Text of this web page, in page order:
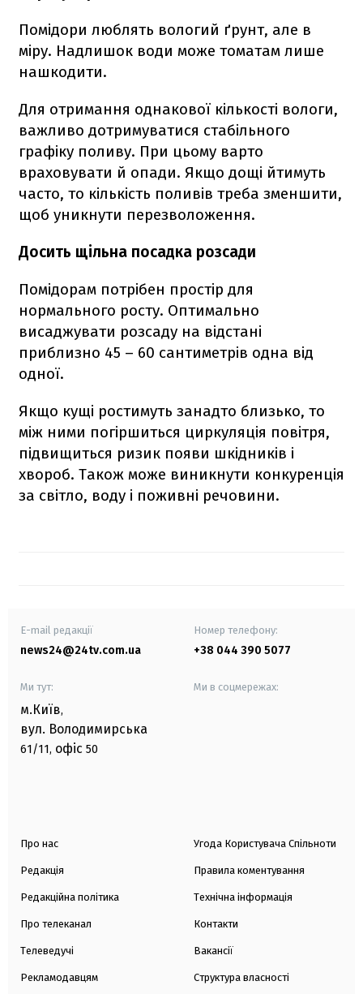
Помідори люблять вологий ґрунт, але в
міру. Надлишок води може томатам лише
нашкодити.
Для отримання однакової кількості вологи,
важливо дотримуватися стабільного
графіку поливу. При цьому варто
враховувати й опади. Якщо дощі йтимуть
часто, то кількість поливів треба зменшити,
щоб уникнути перезволоження.
Досить щільна посадка розсади
Помідорам потрібен простір для
нормального росту. Оптимально
висаджувати розсаду на відстані
приблизно 45 – 60 сантиметрів одна від
одної.
Якщо кущі ростимуть занадто близько, то
між ними погіршиться циркуляція повітря,
підвищиться ризик появи шкідників і
хвороб. Також може виникнути конкуренція
за світло, воду і поживні речовини.
E-mail редакції
news24@24tv.com.ua
Номер телефону:
+38 044 390 5077
Ми тут:
м.Київ,
вул. Володимирська
61/11, офіс 50
Ми в соцмережах:
Про нас
Редакція
Редакційна політика
Про телеканал
Телеведучі
Рекламодавцям
Угода Користувача Спільноти
Правила коментування
Технічна інформація
Контакти
Вакансії
Структура власності